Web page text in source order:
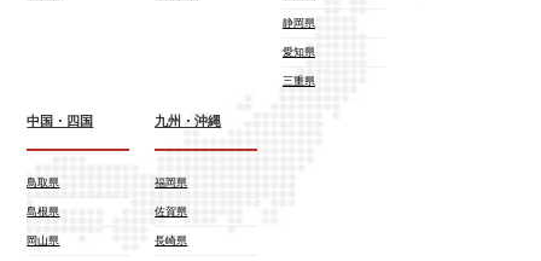
静岡県
愛知県
三重県
中国・四国
鳥取県
島根県
岡山県
九州・沖縄
福岡県
佐賀県
長崎県